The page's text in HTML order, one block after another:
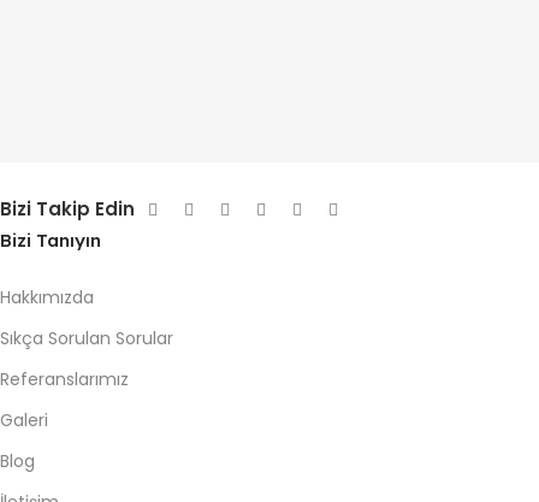
Bizi Takip Edin
Bizi Tanıyın
Hakkımızda
Sıkça Sorulan Sorular
Referanslarımız
Galeri
Blog